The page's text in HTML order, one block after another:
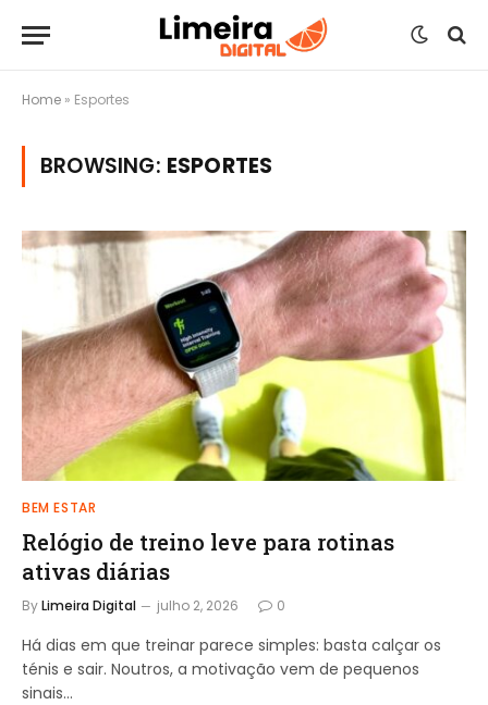
Home » Esportes
BROWSING: ESPORTES
BEM ESTAR
Relógio de treino​ leve para rotinas
ativas diárias
ByLimeira Digital julho 2, 2026 0
Há dias em que treinar parece simples: basta calçar os
ténis e sair. Noutros, a motivação vem de pequenos
sinais…